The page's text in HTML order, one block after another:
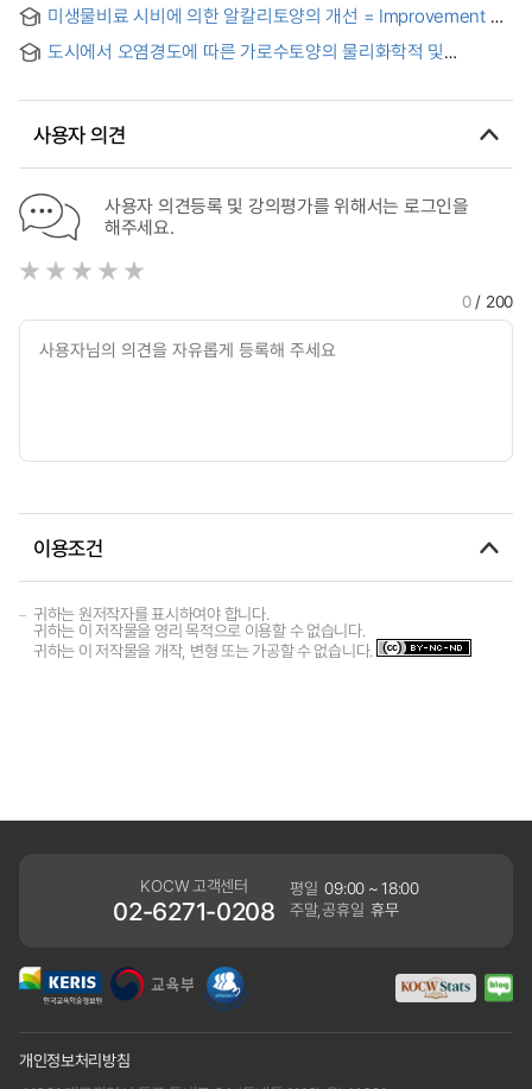
미생물비료 시비에 의한 알칼리토양의 개선 = Improvement of
도시에서 오염경도에 따른 가로수토양의 물리화학적 및
사용자 의견
사용자 의견등록 및 강의평가를 위해서는 로그인을
해주세요.
0/ 200
이용조건
귀하는 원저작자를 표시하여야 합니다.
귀하는 이 저작물을 영리 목적으로 이용할 수 없습니다.
귀하는 이 저작물을 개작, 변형 또는 가공할 수 없습니다.
KOCW 고객센터
02-6271-0208
평일 09:00 ~ 18:00
주말,공휴일 휴무
개인정보처리방침